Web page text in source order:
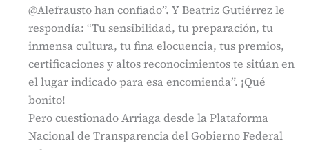
@Alefrausto han confiado”. Y Beatriz Gutiérrez le
respondía: “Tu sensibilidad, tu preparación, tu
inmensa cultura, tu fina elocuencia, tus premios,
certificaciones y altos reconocimientos te sitúan en
el lugar indicado para esa encomienda”. ¡Qué
bonito!
Pero cuestionado Arriaga desde la Plataforma
Nacional de Transparencia del Gobierno Federal